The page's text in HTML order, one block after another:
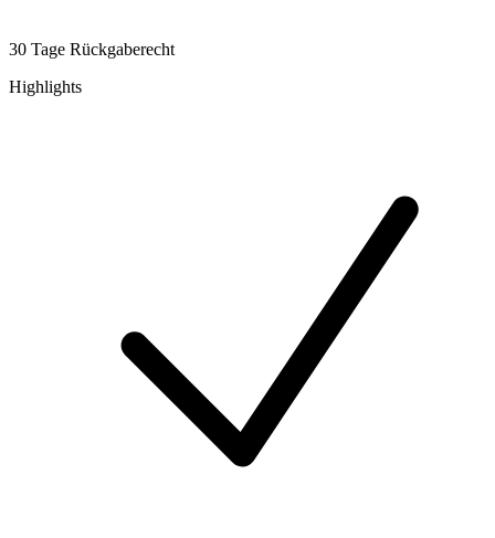
30 Tage Rückgaberecht
Highlights